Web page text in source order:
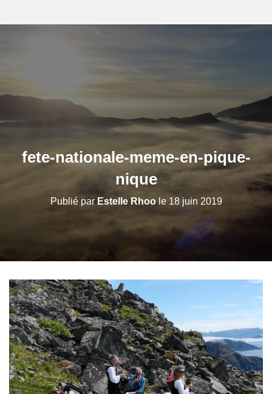
fete-nationale-meme-en-pique-
nique
Publié parEstelle Rhoole 18 juin 2019